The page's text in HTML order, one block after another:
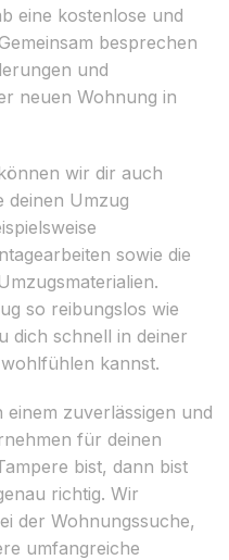
eine kostenlose und
besprechen
und
neuen Wohnung in
wir dir auch
deinen Umzug
sowie die
so reibungslos wie
dich schnell in deiner
kannst.
zuverlässigen und
für deinen
bist, dann bist
richtig. Wir
der Wohnungssuche,
umfangreiche